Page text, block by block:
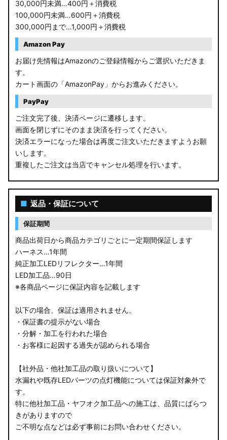
GB5〜8 フリード
GR フィット
GP5/6 GK3〜6 フィット
MK53S スペーシアカスタム
MA37S/MA27S ソリオ / ソリオ バンディット
MA26S/MA36S ソリオ
ZC33S スイフトスポーツ
LA650S タントカスタム
LA600S タントカスタム
LA150S ムーヴカスタム
LA700S ウェイク
GN0W アウトランダー
GK1W/GK9W エクリプスクロス
CV1W デリカD:5
B34A/B35A/B37A/B38A デリカミニ
B34W/B35W/B37W/B38W ekクロススペース
B34W/B35W/B37W/B38W ekクロス
KG CX-8
30,000円未満…400円＋消費税
100,000円未満…600円＋消費税
300,000円まで…1,000円＋消費税
Amazon Pay
お届け先情報はAmazonのご登録情報からご選択いただきま
す。
カート画面の「AmazonPay」からお進みください。
PayPay
ご注文完了後、決済ページに遷移します。
画面を閉じずにそのまま決済を行ってください。
決済エラーになった場合は再度ご注文いただきますようお願
いします。
重複したご注文は当店でキャンセル処理を行います。
■ 返品・保証について
保証期間
商品出荷日から商品カテゴリごとに一定期間保証します
ハーネス…1年間
純正加工LEDリフレクター…1年間
LED加工品…90日
※各商品ページに保証内容を記載します
以下の場合、保証は適用されません。
・保証書の提示がない場合
・分解・加工を行われた場合
・お客様に起因する過失が認められる場合
【社外品・他社加工品の取り扱いについて】
水漏れや既存LEDパーツの点灯機能については保証対象外で
す。
特に他社加工品・ヤフオク加工品への施工は、品質にばらつ
きがありますので
ご不明な点などは必ず事前にお問い合わせください。